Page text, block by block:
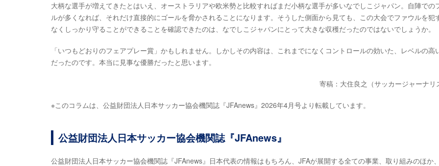
大柄な選手が増えてきたとはいえ、オーストラリアや欧米勢と比較すればまだ小柄な選手が多いなでしこジャパン。自陣での
ルが多くなれば、それだけ直接的にゴールを脅かされることになります。そうした側面から見ても、この大会でファウルを犯
なくしっかり守ることができることを確認できたのは、なでしこジャパンにとって大きな収穫だったのではないでしょうか。
「いつもどおりのフェアプレー賞」かもしれません。しかしその内容は、これまでになくコントロールの効いた、レベルの高
だったのです。本当に見事な優勝だったと思います。
寄稿：大住良之（サッカージャーナリ
※このコラムは、公益財団法人日本サッカー協会機関誌『JFAnews』2026年4月号より転載しています。
公益財団法人日本サッカー協会機関誌『JFAnews』
公益財団法人日本サッカー協会機関誌『JFAnews』日本代表の情報はもちろん、JFAが展開する全ての事業、取り組みのほか